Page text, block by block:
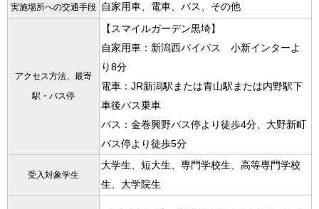
実施場所への交通手段 自家用車、電車、バス、その他
アクセス方法、最寄
駅・バス停
【スマイルガーデン黒埼】
自家用車：新潟西バイパス 小新インターよ
り8分
電車：JR新潟駅または青山駅または内野駅下
車後バス乗車
バス：金巻興野バス停より徒歩4分、大野新町
バス停より徒歩5分
受入対象学生
大学生、短大生、専門学校生、高等専門学校
生、大学院生